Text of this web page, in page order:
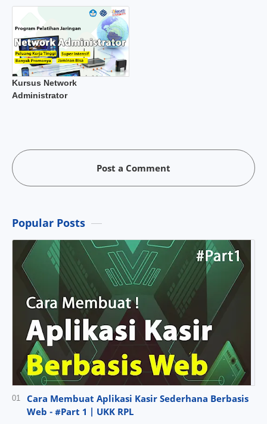
Kursus Network
Administrator
Post a Comment
Popular Posts
Cara Membuat Aplikasi Kasir Sederhana Berbasis
Web - #Part 1 | UKK RPL